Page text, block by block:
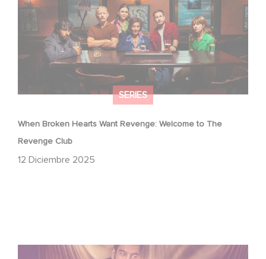
SERIES
When Broken Hearts Want Revenge: Welcome to The
Revenge Club
12 Diciembre 2025
Film Club: A Heartfelt Romantic Comedy now Steaming